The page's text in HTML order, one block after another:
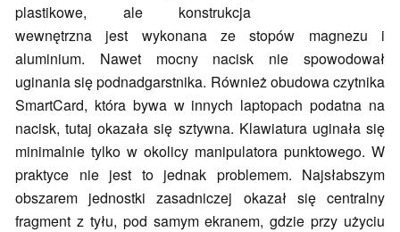
plastikowe, ale konstrukcja
wewnętrzna jest wykonana ze stopów magnezu i
aluminium. Nawet mocny nacisk nie spowodował
uginania się podnadgarstnika. Również obudowa czytnika
SmartCard, która bywa w innych laptopach podatna na
nacisk, tutaj okazała się sztywna. Klawiatura uginała się
minimalnie tylko w okolicy manipulatora punktowego. W
praktyce nie jest to jednak problemem. Najsłabszym
obszarem jednostki zasadniczej okazał się centralny
fragment z tyłu, pod samym ekranem, gdzie przy użyciu